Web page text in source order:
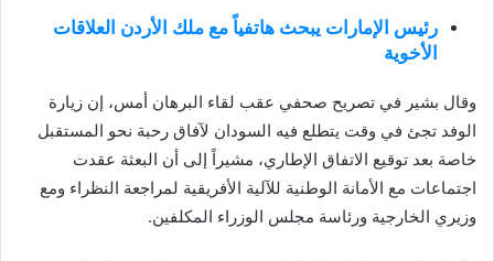
رئيس الإمارات يبحث هاتفياً مع ملك الأردن العلاقات
الأخوية
وقال بشير في تصريح صحفي عقب لقاء البرهان أمس، إن زيارة
الوفد تجئ في وقت يتطلع فيه السودان لآفاق رحبة نحو المستقبل
خاصة بعد توقيع الاتفاق الإطاري، مشيراً إلى أن البعثة عقدت
اجتماعات مع الأمانة الوطنية للآلية الأفريقية لمراجعة النظراء ومع
وزيري الخارجية ورئاسة مجلس الوزراء المكلفين.